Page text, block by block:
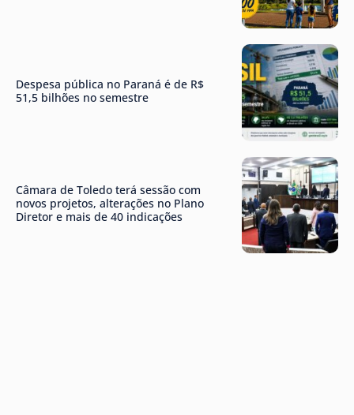
Despesa pública no Paraná é de R$
51,5 bilhões no semestre
Câmara de Toledo terá sessão com
novos projetos, alterações no Plano
Diretor e mais de 40 indicações